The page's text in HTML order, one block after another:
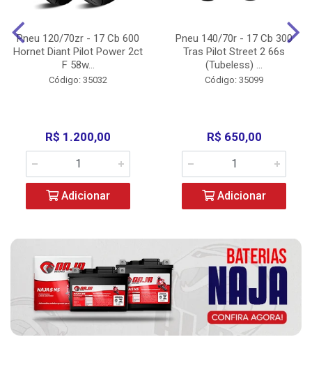
Pneu 120/70zr - 17 Cb 600
Hornet Diant Pilot Power 2ct
F 58w...
Código: 35032
R$ 1.200,00
Adicionar
Pneu 140/70r - 17 Cb 300
Tras Pilot Street 2 66s
(Tubeless) ...
Código: 35099
R$ 650,00
Adicionar